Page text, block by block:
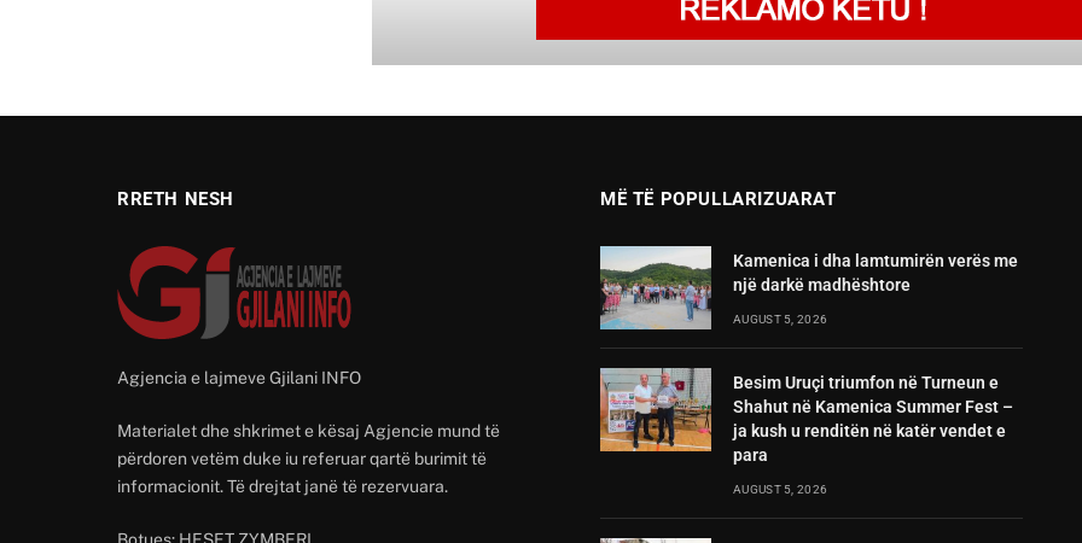
RRETH NESH
Agjencia e lajmeve Gjilani INFO
Materialet dhe shkrimet e kësaj Agjencie mund të
përdoren vetëm duke iu referuar qartë burimit të
informacionit. Të drejtat janë të rezervuara.
MË TË POPULLARIZUARAT
Kamenica i dha lamtumirën verës me
një darkë madhështore
AUGUST 5, 2026
Besim Uruçi triumfon në Turneun e
Shahut në Kamenica Summer Fest –
ja kush u renditën në katër vendet e
para
AUGUST 5, 2026